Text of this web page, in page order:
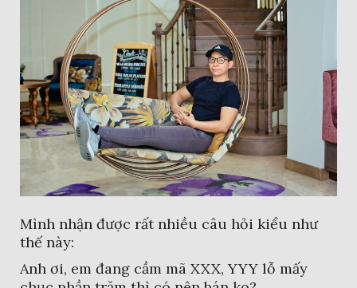
Mình nhận được rất nhiều câu hỏi kiểu như
thế này:
Anh ơi, em đang cầm mã XXX, YYY lỗ mấy